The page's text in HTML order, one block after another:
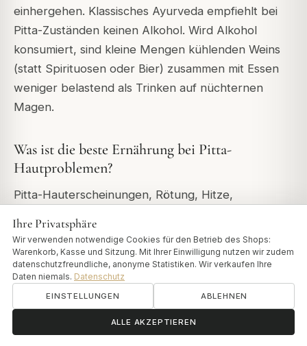
einhergehen. Klassisches Ayurveda empfiehlt bei
Pitta-Zuständen keinen Alkohol. Wird Alkohol
konsumiert, sind kleine Mengen kühlenden Weins
(statt Spirituosen oder Bier) zusammen mit Essen
weniger belastend als Trinken auf nüchternen
Magen.
Was ist die beste Ernährung bei Pitta-
Hautproblemen?
Pitta-Hauterscheinungen, Rötung, Hitze,
Ernährungsumstellungen. Die wichtigsten
Anpassungen: Chili, Essig, fermentierte
Lebensmittel, Alkohol und saure Zitrusfrüchte
eliminieren; bittere grüne Blätter, kühlende
Milchprodukte, Kokosnuss und süße Früchte
Thikthakam Ghritham(klassisches bitteres
ॐBrauchen Sie Hilfe?
Ihre Privatsphäre
Wir verwenden notwendige Cookies für den Betrieb des Shops:
Warenkorb, Kasse und Sitzung. Mit Ihrer Einwilligung nutzen wir zudem
datenschutzfreundliche, anonyme Statistiken. Wir verkaufen Ihre
Daten niemals. Datenschutz
EINSTELLUNGEN ABLEHNEN
ALLE AKZEPTIEREN